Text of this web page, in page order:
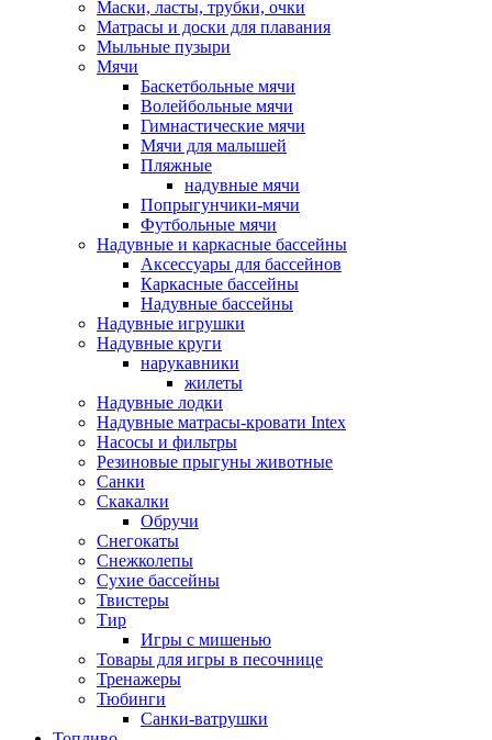
Маски, ласты, трубки, очки
Матрасы и доски для плавания
Мыльные пузыри
Мячи
Баскетбольные мячи
Волейбольные мячи
Гимнастические мячи
Мячи для малышей
Пляжные
надувные мячи
Попрыгунчики-мячи
Футбольные мячи
Надувные и каркасные бассейны
Аксессуары для бассейнов
Каркасные бассейны
Надувные бассейны
Надувные игрушки
Надувные круги
нарукавники
жилеты
Надувные лодки
Надувные матрасы-кровати Intex
Насосы и фильтры
Резиновые прыгуны животные
Санки
Скакалки
Обручи
Снегокаты
Снежколепы
Сухие бассейны
Твистеры
Тир
Игры с мишенью
Товары для игры в песочнице
Тренажеры
Тюбинги
Санки-ватрушки